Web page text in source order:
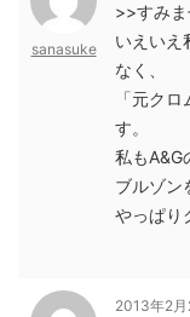
sanasuke
>>すみま
いえいえ
なく、
「元ク
す。
私もA&G
ブルゾン
やっぱり
2013年2